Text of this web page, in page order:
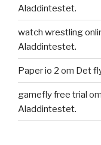
Aladdintestet.
watch wrestling
Aladdintestet.
Paper io 2 om Det
gamefly free trial om
Aladdintestet.